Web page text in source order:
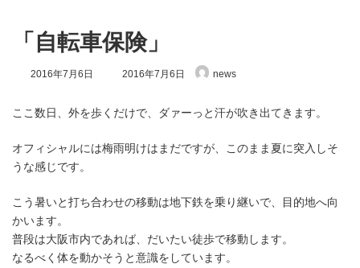
「自転車保険」
2016年7月6日
最
新
:
2016年7月6日 news
ここ数日、外を歩くだけで、ダァーっと汗が吹き出てきます。
オフィシャルには梅雨明けはまだですが、このまま夏に突入しそ
うな感じです。
こう暑いと打ち合わせの移動は地下鉄を乗り継いで、目的地へ向
かいます。
普段は大阪市内であれば、だいたい徒歩で移動します。
なるべく体を動かそうと意識をしています。